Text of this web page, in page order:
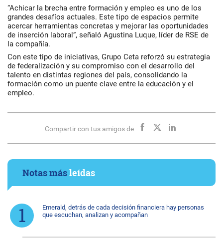
“Achicar la brecha entre formación y empleo es uno de los
grandes desafíos actuales. Este tipo de espacios permite
acercar herramientas concretas y mejorar las oportunidades
de inserción laboral”, señaló Agustina Luque, líder de RSE de
la compañía.
Con este tipo de iniciativas, Grupo Ceta reforzó su estrategia
de federalización y su compromiso con el desarrollo del
talento en distintas regiones del país, consolidando la
formación como un puente clave entre la educación y el
empleo.
Compartir con tus amigos de
Notas másleídas
Emerald, detrás de cada decisión financiera hay personas
que escuchan, analizan y acompañan